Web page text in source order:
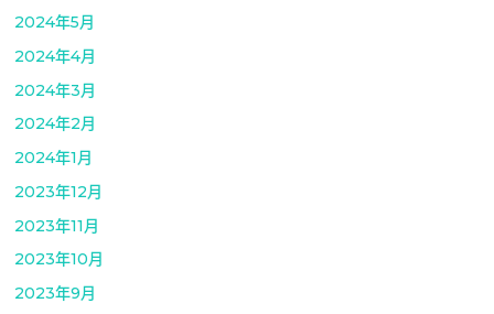
2024年5月
2024年4月
2024年3月
2024年2月
2024年1月
2023年12月
2023年11月
2023年10月
2023年9月